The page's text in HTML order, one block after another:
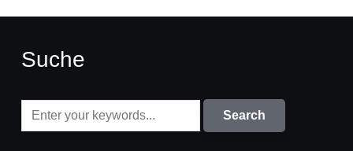
Suche